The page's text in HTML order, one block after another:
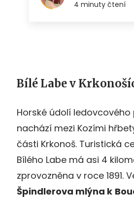
Bílé Labe v
Horské údolí
nachází mezi Kozími
části Krkonoš. Turistická
Bílého Labe má asi 4
zprovozněna v roce 1891.
Špindlerova mlýna k